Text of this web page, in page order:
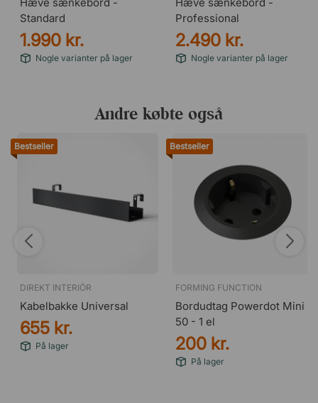
Standard
1.990 kr.
Nogle varianter på lager
Professional
2.490 kr.
Nogle varianter på lager
Andre købte også
Bestseller
DIREKT INTERIÖR
Kabelbakke Universal
655 kr.
På lager
Bestseller
FORMING FUNCTION
Bordudtag Powerdot Mini
50 - 1 el
200 kr.
På lager